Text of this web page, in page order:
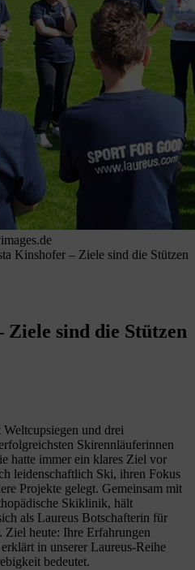
Kinshofer – Ziele sind die Stützen
sind die Stützen
und drei
Skirennläuferinnen
hatte immer ein klares Ziel vor
leidenschaftlich Ski, ihren Fokus
Projekte gelegt. Gemeinsam mit
Skiklinik, hält
als Laureus Botschafterin für
heute: Ihre Erfahrungen
in unserer Laureus-Reihe
bedeutet.